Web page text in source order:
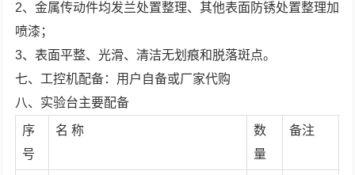
2、金属传动件均发兰处置整理、其他表面防锈处置整理加
喷漆；
3、表面平整、光滑、清洁无划痕和脱落斑点。
七、工控机配备：用户自备或厂家代购
八、实验台主要配备
序
号
名 称
数
量
备注